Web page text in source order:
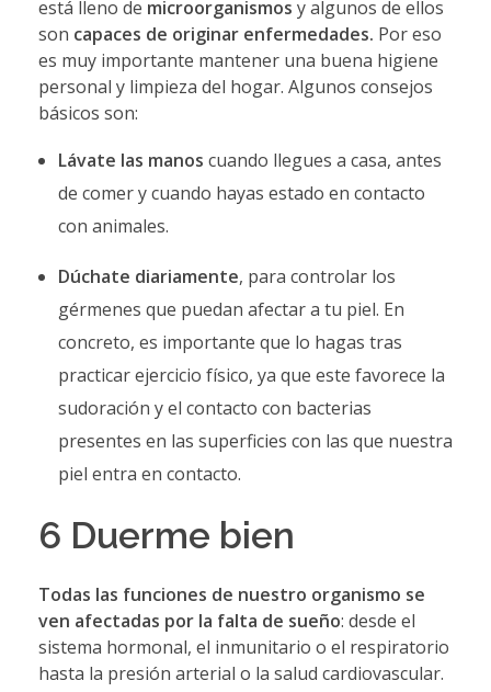
está lleno de microorganismos y algunos de ellos
son capaces de originar enfermedades. Por eso
es muy importante mantener una buena higiene
personal y limpieza del hogar. Algunos consejos
básicos son:
Lávate las manos cuando llegues a casa, antes
de comer y cuando hayas estado en contacto
con animales.
Dúchate diariamente, para controlar los
gérmenes que puedan afectar a tu piel. En
concreto, es importante que lo hagas tras
practicar ejercicio físico, ya que este favorece la
sudoración y el contacto con bacterias
presentes en las superficies con las que nuestra
piel entra en contacto.
6 Duerme bien
Todas las funciones de nuestro organismo se
ven afectadas por la falta de sueño: desde el
sistema hormonal, el inmunitario o el respiratorio
hasta la presión arterial o la salud cardiovascular.